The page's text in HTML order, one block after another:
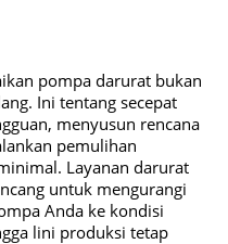
pompa darurat bukan
Ini tentang secepat
menyusun rencana
pemulihan
Layanan darurat
untuk mengurangi
Anda ke kondisi
lini produksi tetap